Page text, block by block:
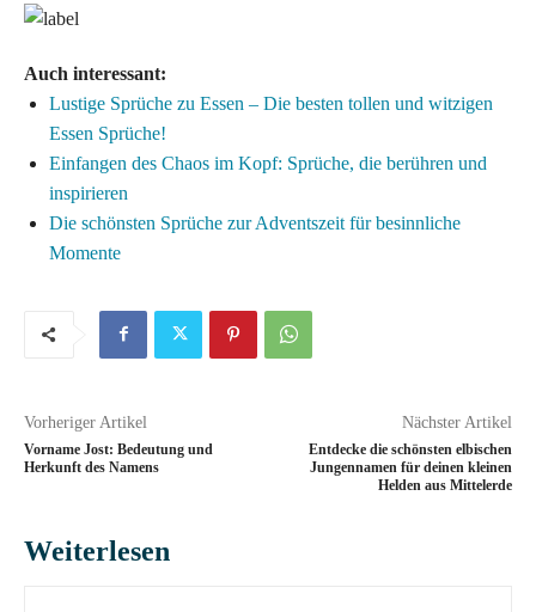
Auch interessant:
Lustige Sprüche zu Essen – Die besten tollen und witzigen
Essen Sprüche!
Einfangen des Chaos im Kopf: Sprüche, die berühren und
inspirieren
Die schönsten Sprüche zur Adventszeit für besinnliche
Momente
Vorheriger Artikel
Vorname Jost: Bedeutung und
Herkunft des Namens
Nächster Artikel
Entdecke die schönsten elbischen
Jungennamen für deinen kleinen
Helden aus Mittelerde
Weiterlesen